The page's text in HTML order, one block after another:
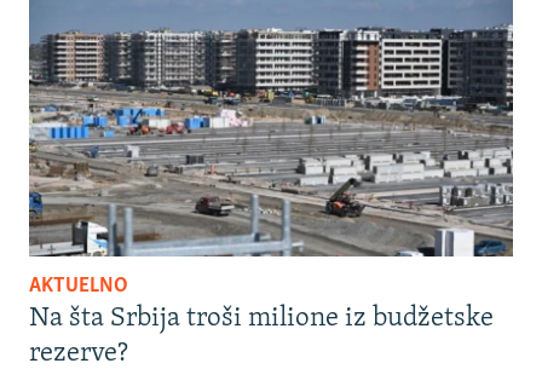
AKTUELNO
Na šta Srbija troši milione iz budžetske
rezerve?